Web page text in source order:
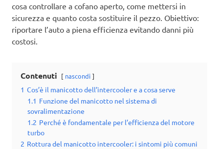
cosa controllare a cofano aperto, come mettersi in
sicurezza e quanto costa sostituire il pezzo. Obiettivo:
riportare l’auto a piena efficienza evitando danni più
costosi.
Contenuti nascondi
1 Cos’è il manicotto dell’intercooler e a cosa serve
1.1 Funzione del manicotto nel sistema di
sovralimentazione
1.2 Perché è fondamentale per l’efficienza del motore
turbo
2 Rottura del manicotto intercooler: i sintomi più comuni